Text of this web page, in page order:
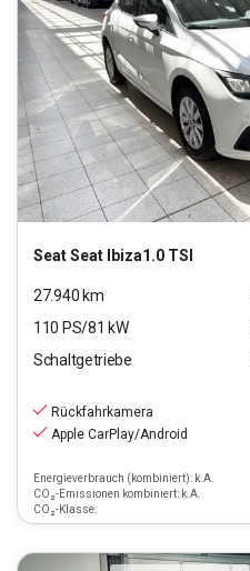
SeatSeat Ibiza1.0 TSI
27.940 km
110 PS/81 kW
Schaltgetriebe
Rückfahrkamera
Apple CarPlay/Android
Energieverbrauch (kombiniert): k.A.
CO₂-Emissionen kombiniert: k.A.
CO₂-Klasse: